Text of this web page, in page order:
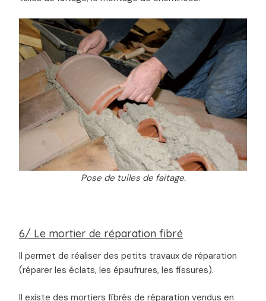
Pose de tuiles de faitage.
6/ Le mortier de réparation fibré
Il permet de réaliser des petits travaux de réparation
(réparer les éclats, les épaufrures, les fissures).
Il existe des mortiers fibrés de réparation vendus en